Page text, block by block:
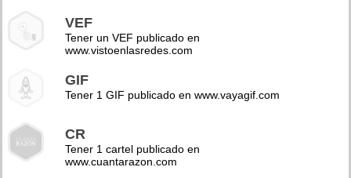
VEF
Tener un VEF publicado en
www.vistoenlasredes.com
GIF
Tener 1 GIF publicado en www.vayagif.com
CR
Tener 1 cartel publicado en
www.cuantarazon.com